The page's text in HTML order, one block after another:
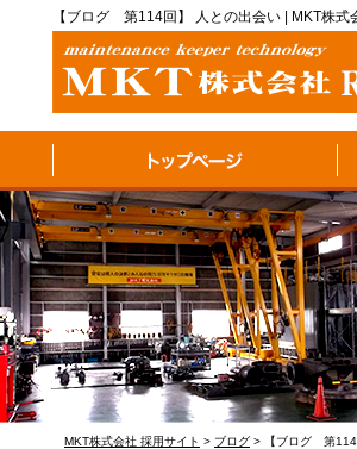
【ブログ 第114回】 人との出会い | MKT株式
MKT株式会社 採用サイト > ブログ > 【ブログ 第